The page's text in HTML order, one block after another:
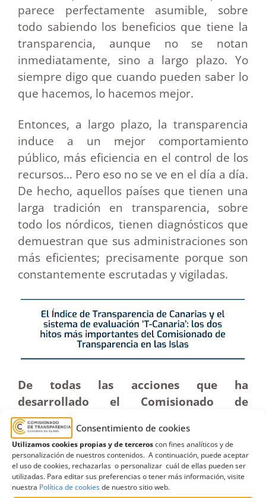
Consentimiento de cookies
Utilizamos cookies propias y de terceroscon fines analíticos y de
personalización de nuestros contenidos. A continuación, puede aceptar
el uso de cookies, rechazarlas o personalizar cuál de ellas pueden ser
utilizadas. Para editar sus preferencias o tener más información, visite
nuestra Política de cookiesde nuestro sitio web.
parece perfectamente asumible, sobre
todo sabiendo los beneficios que tiene la
transparencia, aunque no se notan
inmediatamente, sino a largo plazo. Yo
siempre digo que cuando pueden saber lo
que hacemos, lo hacemos mejor.
Entonces, a largo plazo, la transparencia
induce a un mejor comportamiento
público, más eficiencia en el control de los
recursos… Pero eso no se ve en el día a día.
De hecho, aquellos países que tienen una
larga tradición en transparencia, sobre
todo los nórdicos, tienen diagnósticos que
demuestran que sus administraciones son
más eficientes; precisamente porque son
constantemente escrutadas y vigiladas.
De todas las acciones que ha
desarrollado el Comisionado de
Transparencia de Canarias en todos estos
años y bajo su mandato, ¿qué medidas o
iniciativas destacaría?
Precisamente, poner en marcha el Índice